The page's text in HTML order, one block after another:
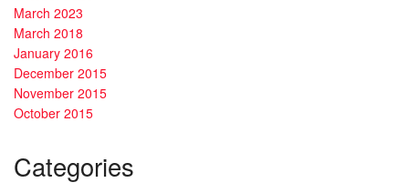
March 2023
March 2018
January 2016
December 2015
November 2015
October 2015
Categories